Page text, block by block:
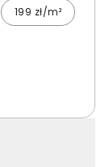
199 zł/m²